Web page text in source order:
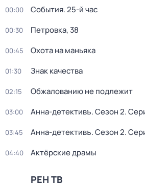
00:00 События. 25-й час
00:30 Петровка, 38
00:45 Охота на маньяка
01:30 Знак качества
02:15 Обжалованию не подлежит
03:00 Анна-детективъ. Сезон 2.
03:45 Анна-детективъ. Сезон 2.
04:40 Актёрские драмы
РЕН ТВ